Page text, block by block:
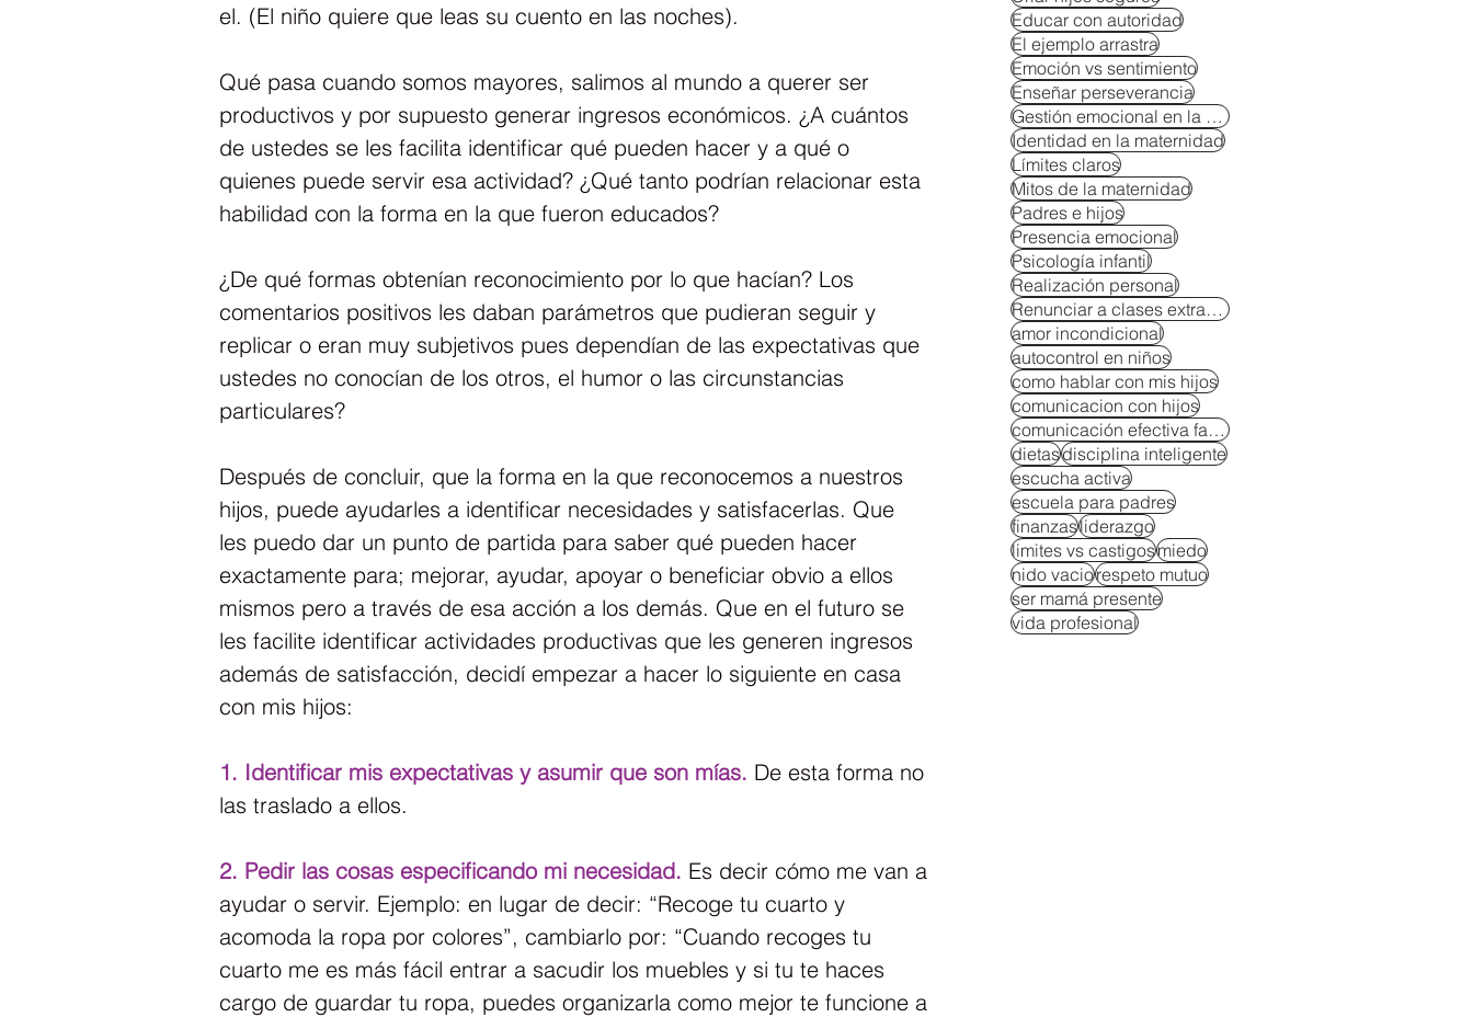
el. (El niño quiere que leas su cuento en las noches).
Qué pasa cuando somos mayores, salimos al mundo a querer ser
productivos y por supuesto generar ingresos económicos. ¿A cuántos
de ustedes se les facilita identificar qué pueden hacer y a qué o
quienes puede servir esa actividad? ¿Qué tanto podrían relacionar esta
habilidad con la forma en la que fueron educados?
¿De qué formas obtenían reconocimiento por lo que hacían? Los
comentarios positivos les daban parámetros que pudieran seguir y
replicar o eran muy subjetivos pues dependían de las expectativas que
ustedes no conocían de los otros, el humor o las circunstancias
particulares?
Después de concluir, que la forma en la que reconocemos a nuestros
hijos, puede ayudarles a identificar necesidades y satisfacerlas. Que
les puedo dar un punto de partida para saber qué pueden hacer
exactamente para; mejorar, ayudar, apoyar o beneficiar obvio a ellos
mismos pero a través de esa acción a los demás. Que en el futuro se
les facilite identificar actividades productivas que les generen ingresos
además de satisfacción, decidí empezar a hacer lo siguiente en casa
con mis hijos:
1. Identificar mis expectativas y asumir que son mías. De esta forma no
las traslado a ellos.
2. Pedir las cosas especificando mi necesidad. Es decir cómo me van a
ayudar o servir. Ejemplo: en lugar de decir: “Recoge tu cuarto y
acomoda la ropa por colores”, cambiarlo por: “Cuando recoges tu
cuarto me es más fácil entrar a sacudir los muebles y si tu te haces
cargo de guardar tu ropa, puedes organizarla como mejor te funcione a
Educar con autoridad
El ejemplo arrastra
Emoción vs sentimiento
Enseñar perseverancia
Gestión emocional en la crianza
Identidad en la maternidad
Límites claros
Mitos de la maternidad
Padres e hijos
Presencia emocional
Psicología infantil
Realización personal
Renunciar a clases extracurriculares
amor incondicional
autocontrol en niños
como hablar con mis hijos
comunicacion con hijos
comunicación efectiva familiar
dietasdisciplina inteligente
escucha activa
escuela para padres
finanzasliderazgo
limites vs castigosmiedo
nido vaciorespeto mutuo
ser mamá presente
vida profesional